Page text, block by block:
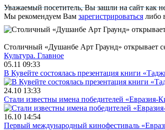
Уважаемый посетитель, Вы зашли на сайт как
Мы рекомендуем Вам зарегистрироваться либо
Столичный «Душанбе Арт Граунд» открывает
Культура. Главное
05.11 09:33
В Кувейте состоялась презентация книги
24.10 13:33
Стали известны имена победителей «Евразия-
16.10 14:54
Первый международный кинофестиваль